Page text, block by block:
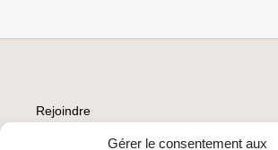
Gérer le consentement aux
Rejoindre
Faire un don
Que boycotter ?